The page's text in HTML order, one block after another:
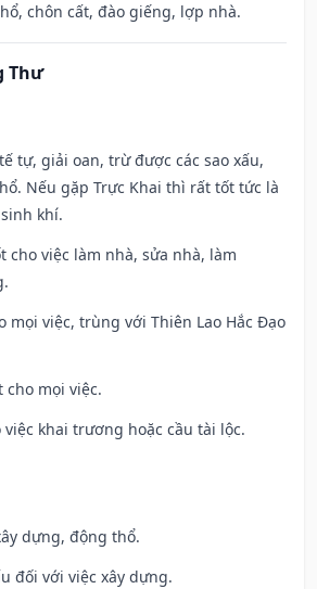
chôn cất, đào giếng, lợp nhà.
Thư
tự, giải oan, trừ được các sao xấu,
Nếu gặp Trực Khai thì rất tốt tức là
khí.
cho việc làm nhà, sửa nhà, làm
mọi việc, trùng với Thiên Lao Hắc Đạo
cho mọi việc.
việc khai trương hoặc cầu tài lộc.
dựng, động thổ.
đối với việc xây dựng.